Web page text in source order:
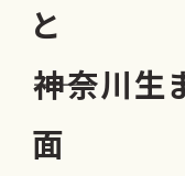
と
――神奈川
面